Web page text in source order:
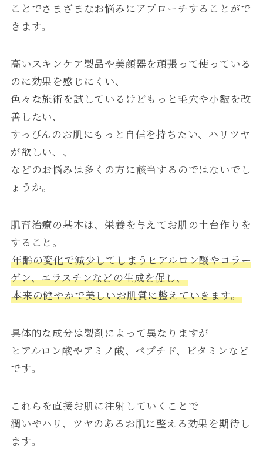
ことでさまざまなお悩みにアプローチすることがで
きます。
高いスキンケア製品や美顔器を頑張って使っている
のに効果を感じにくい、
色々な施術を試しているけどもっと毛穴や小皺を改
善したい、
すっぴんのお肌にもっと自信を持ちたい、ハリツヤ
が欲しい、、
などのお悩みは多くの方に該当するのではないでし
ょうか。
肌育治療の基本は、栄養を与えてお肌の土台作りを
すること。
年齢の変化で減少してしまうヒアルロン酸やコラー
ゲン、エラスチンなどの生成を促し、
本来の健やかで美しいお肌質に整えていきます。
具体的な成分は製剤によって異なりますが
ヒアルロン酸やアミノ酸、ペプチド、ビタミンなど
です。
これらを直接お肌に注射していくことで
潤いやハリ、ツヤのあるお肌に整える効果を期待し
ます。